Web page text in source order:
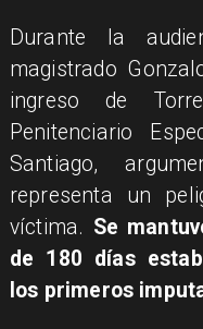
Durante la
magistrado
ingreso de
Penitenciario
Santiago,
representa un
víctima. Se
de 180 días
los primeros